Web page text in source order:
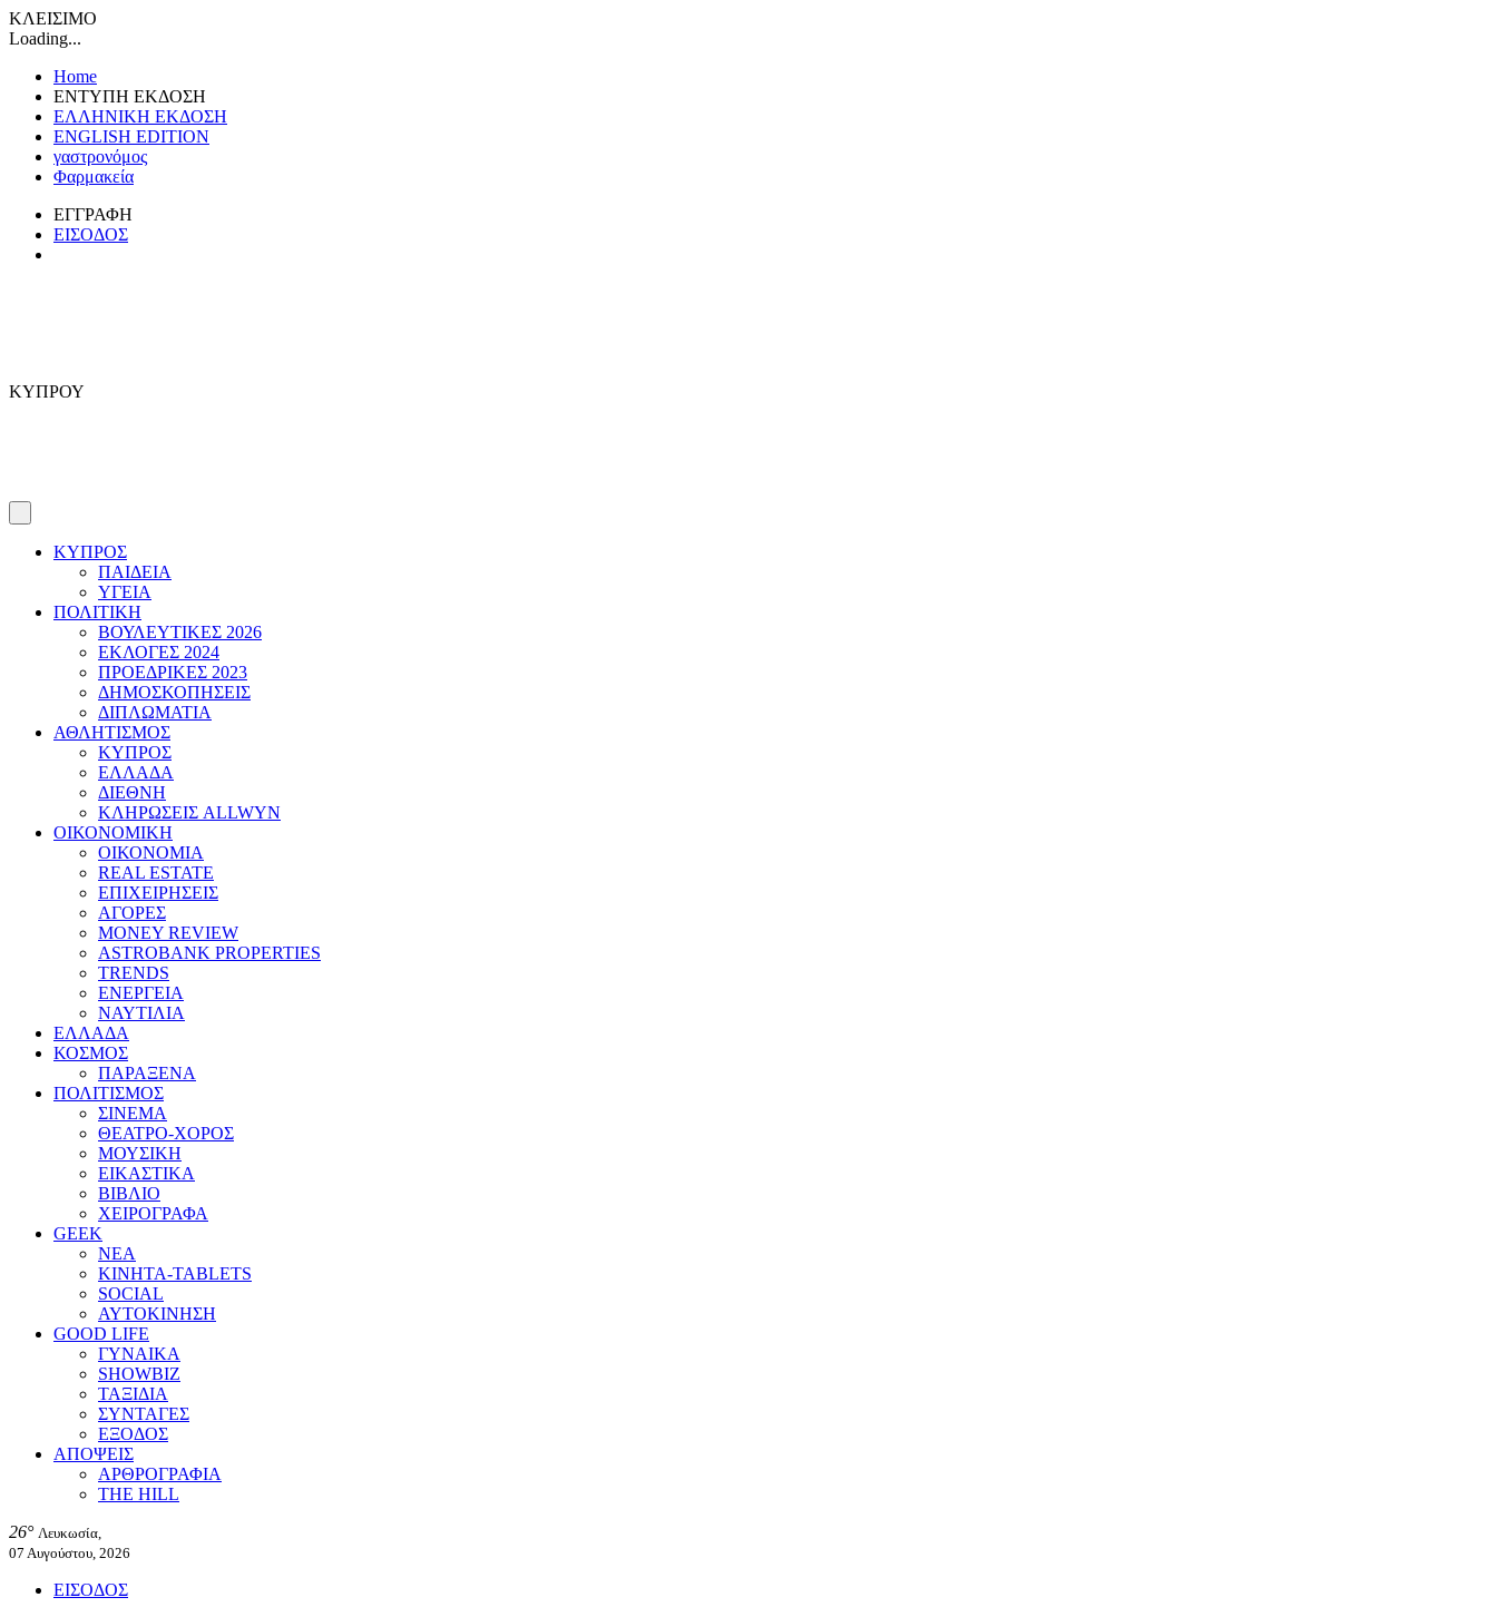
ΚΛΕΙΣΙΜΟ
Loading...
Home
ΕΝΤΥΠΗ ΕΚΔΟΣΗ
ΕΛΛΗΝΙΚΗ ΕΚΔΟΣΗ
ENGLISH EDITION
γαστρονόμος
Φαρμακεία
ΕΓΓΡΑΦΗ
ΕΙΣΟΔΟΣ
ΚΥΠΡΟΥ
ΚΥΠΡΟΣ
ΠΑΙΔΕΙΑ
ΥΓΕΙΑ
ΠΟΛΙΤΙΚΗ
ΒΟΥΛΕΥΤΙΚΕΣ 2026
ΕΚΛΟΓΕΣ 2024
ΠΡΟΕΔΡΙΚΕΣ 2023
ΔΗΜΟΣΚΟΠΗΣΕΙΣ
ΔΙΠΛΩΜΑΤΙΑ
ΑΘΛΗΤΙΣΜΟΣ
ΚΥΠΡΟΣ
ΕΛΛΑΔΑ
ΔΙΕΘΝΗ
ΚΛΗΡΩΣΕΙΣ ALLWYN
ΟΙΚΟΝΟΜΙΚΗ
ΟΙΚΟΝΟΜΙΑ
REAL ESTATE
ΕΠΙΧΕΙΡΗΣΕΙΣ
ΑΓΟΡΕΣ
MONEY REVIEW
ASTROBANK PROPERTIES
TRENDS
ΕΝΕΡΓΕΙΑ
ΝΑΥΤΙΛΙΑ
ΕΛΛΑΔΑ
ΚΟΣΜΟΣ
ΠΑΡΑΞΕΝΑ
ΠΟΛΙΤΙΣΜΟΣ
ΣΙΝΕΜΑ
ΘΕΑΤΡΟ-ΧΟΡΟΣ
ΜΟΥΣΙΚΗ
ΕΙΚΑΣΤΙΚΑ
ΒΙΒΛΙΟ
ΧΕΙΡΟΓΡΑΦΑ
GEEK
ΝΕΑ
ΚΙΝΗΤΑ-TABLETS
SOCIAL
ΑΥΤΟΚΙΝΗΣΗ
GOOD LIFE
ΓΥΝΑΙΚΑ
SHOWBIZ
ΤΑΞΙΔΙΑ
ΣΥΝΤΑΓΕΣ
ΕΞΟΔΟΣ
ΑΠΟΨΕΙΣ
ΑΡΘΡΟΓΡΑΦΙΑ
THE HILL
26° Λευκωσία,
07 Αυγούστου, 2026
ΕΙΣΟΔΟΣ